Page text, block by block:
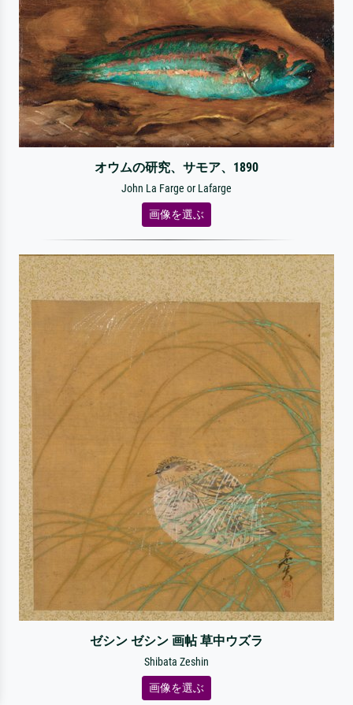
オウムの研究、サモア、1890
John La Farge or Lafarge
画像を選ぶ
ゼシン ゼシン 画帖 草中ウズラ
Shibata Zeshin
画像を選ぶ